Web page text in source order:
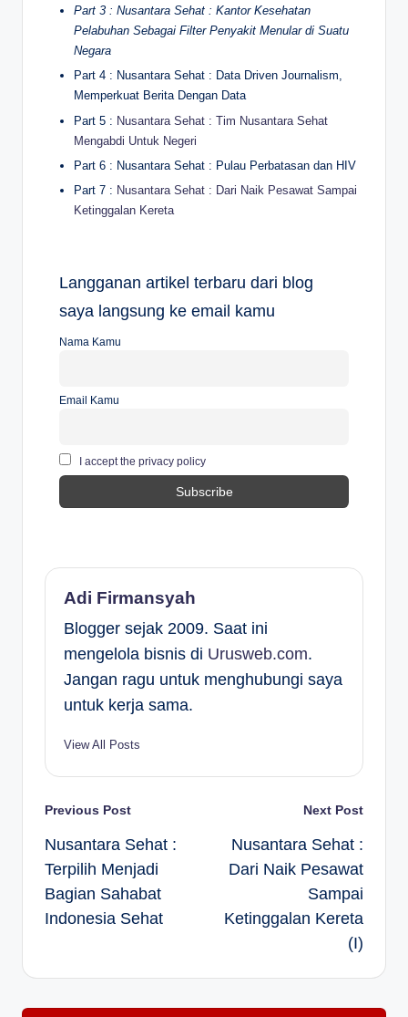
Part 3 : Nusantara Sehat : Kantor Kesehatan
Pelabuhan Sebagai Filter Penyakit Menular di Suatu
Negara
Part 4 : Nusantara Sehat : Data Driven Journalism,
Memperkuat Berita Dengan Data
Part 5 : Nusantara Sehat : Tim Nusantara Sehat
Mengabdi Untuk Negeri
Part 6 : Nusantara Sehat : Pulau Perbatasan dan HIV
Part 7 : Nusantara Sehat : Dari Naik Pesawat Sampai
Ketinggalan Kereta
Langganan artikel terbaru dari blog
saya langsung ke email kamu
Nama Kamu
Email Kamu
I accept the privacy policy
Adi Firmansyah
Blogger sejak 2009. Saat ini
mengelola bisnis di Urusweb.com.
Jangan ragu untuk menghubungi saya
untuk kerja sama.
View All Posts
Post
navigation
Previous Post
Nusantara Sehat :
Terpilih Menjadi
Bagian Sahabat
Indonesia Sehat
Next Post
Nusantara Sehat :
Dari Naik Pesawat
Sampai
Ketinggalan Kereta
(I)